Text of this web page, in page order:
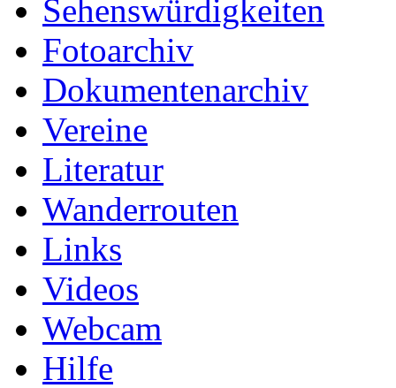
Sehenswürdigkeiten
Fotoarchiv
Dokumentenarchiv
Vereine
Literatur
Wanderrouten
Links
Videos
Webcam
Hilfe